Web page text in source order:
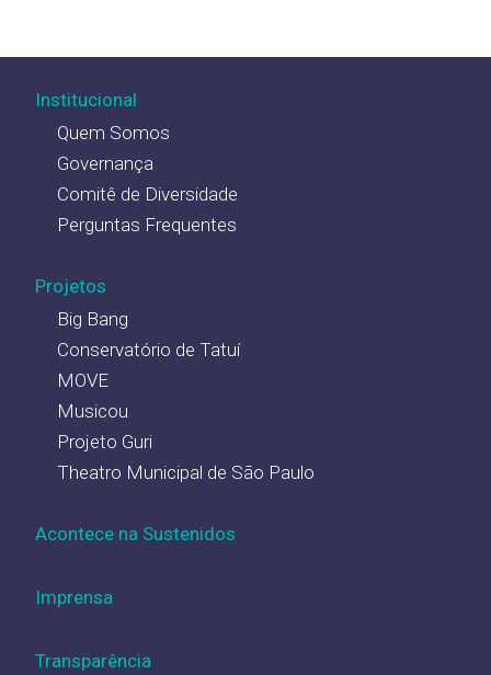
Institucional
Quem Somos
Governança
Comitê de Diversidade
Perguntas Frequentes
Projetos
Big Bang
Conservatório de Tatuí
MOVE
Musicou
Projeto Guri
Theatro Municipal de São Paulo
Acontece na Sustenidos
Imprensa
Transparência